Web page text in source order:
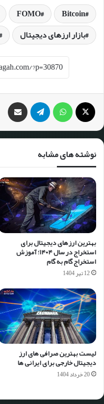
Bitcoin
FOMO
بازار ارزهای دیجیتال
نوشته های مشابه
بهترین ارزهای دیجیتال برای
استخراج در سال ۱۴۰۴؛ آموزش
استخراج گام به گام
12 تیر 1404
لیست بهترین صرافی های ارز
دیجیتال خارجی برای ایرانی ها
20 خرداد 1404